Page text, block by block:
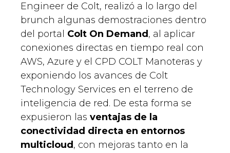
Engineer de Colt, realizó a lo largo del
brunch algunas demostraciones dentro
del portal Colt On Demand, al aplicar
conexiones directas en tiempo real con
AWS, Azure y el CPD COLT Manoteras y
exponiendo los avances de Colt
Technology Services en el terreno de
inteligencia de red. De esta forma se
expusieron las ventajas de la
conectividad directa en entornos
multicloud, con mejoras tanto en la